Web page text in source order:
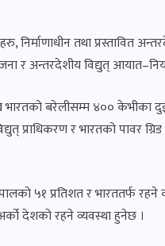
तथा प्रस्तावित
र अन्तरदेशीय विद्युत्
बरेलीसम्म ४०० केभीका
प्राधिकरण र भारतको पावर
५१ प्रतिशत र भारततर्फ रहने
देशको रहने व्यवस्था हुनेछ ।